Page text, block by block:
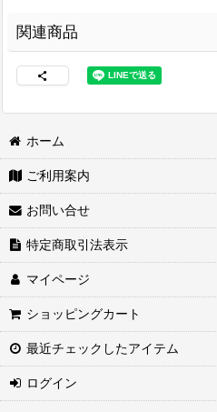
関連商品
100]
2,460円(税込)
紙管巻出荷（合皮生
ホーム
ご利用案内
お問い合せ
特定商取引法表示
マイページ
ショッピングカート
最近チェックしたアイテム
ログイン